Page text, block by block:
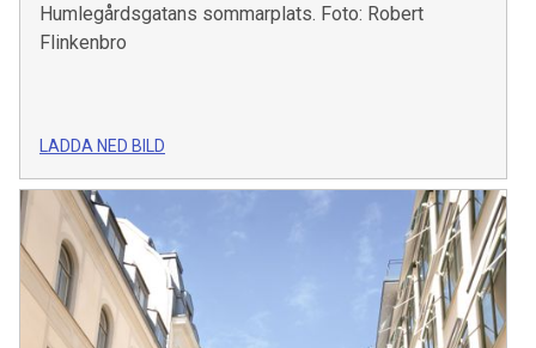
Humlegårdsgatans sommarplats. Foto: Robert
Flinkenbro
LADDA NED BILD